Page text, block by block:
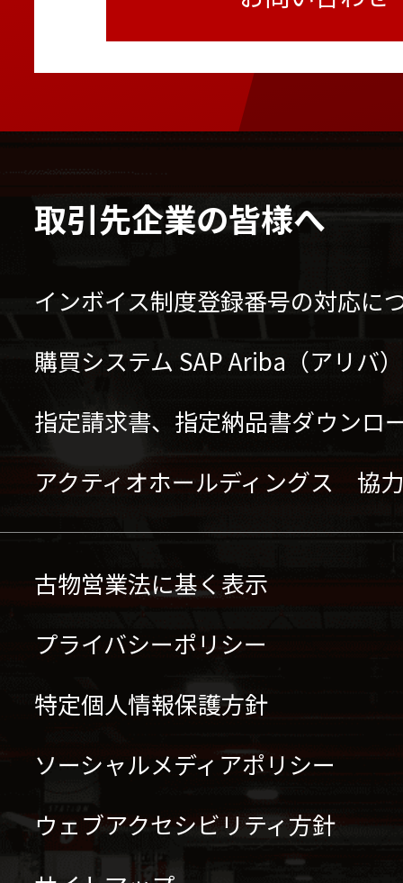
取引先企業の皆様へ
インボイス制度登録番号の対応に
購買システム SAP Ariba（アリバ
指定請求書、指定納品書ダウンロ
アクティオホールディングス 協
古物営業法に基く表示
プライバシーポリシー
特定個人情報保護方針
ソーシャルメディアポリシー
ウェブアクセシビリティ方針